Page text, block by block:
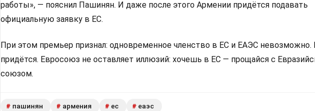
работы», — пояснил Пашинян. И даже после этого Армении придётся подавать
официальную заявку в ЕС.
При этом премьер признал: одновременное членство в ЕС и ЕАЭС невозможно.
придётся. Евросоюз не оставляет иллюзий: хочешь в ЕС — прощайся с
союзом.
# пашинян # армения # ес # еаэс